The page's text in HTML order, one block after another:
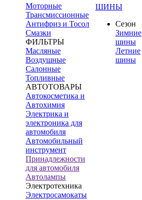
Моторные
Трансмиссионные
Антифриз и Тосол
Смазки
ФИЛЬТРЫ
Масляные
Воздушные
Салонные
Топливные
АВТОТОВАРЫ
Автокосметика и
Автохимия
Электрика и
электроника для
автомобиля
Автомобильный
инструмент
Принадлежности
для автомобиля
Автолампы
Электротехника
Электросамокаты
ШИНЫ
Сезон
Зимние
шины
Летние
шины